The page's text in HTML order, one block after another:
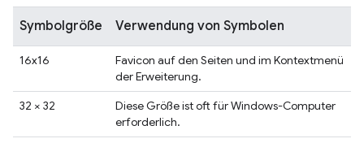
Symbolgröße Verwendung von Symbolen
16x16
Favicon auf den Seiten und im Kontextmenü
der Erweiterung.
32 × 32
Diese Größe ist oft für Windows-Computer
erforderlich.